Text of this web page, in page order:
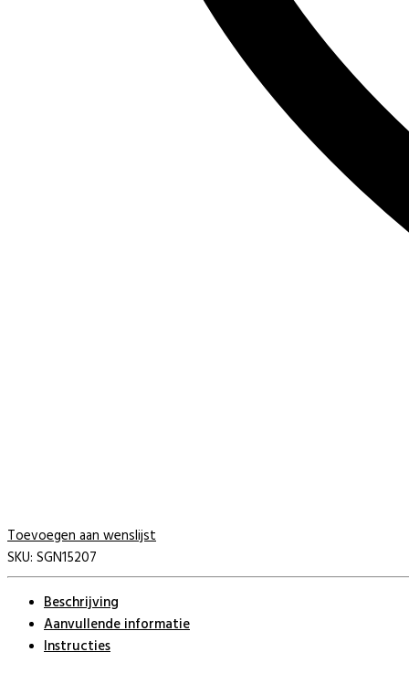
Toevoegen aan wenslijst
SKU: SGN15207
Beschrijving
Aanvullende informatie
Instructies